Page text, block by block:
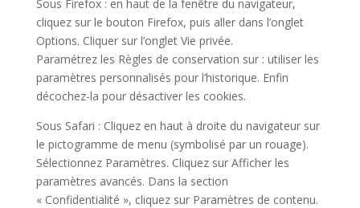
Sous Firefox : en haut de la fenêtre du navigateur,
cliquez sur le bouton Firefox, puis aller dans l’onglet
Options. Cliquer sur l’onglet Vie privée.
Paramétrez les Règles de conservation sur : utiliser les
paramètres personnalisés pour l’historique. Enfin
décochez-la pour désactiver les cookies.
Sous Safari : Cliquez en haut à droite du navigateur sur
le pictogramme de menu (symbolisé par un rouage).
Sélectionnez Paramètres. Cliquez sur Afficher les
paramètres avancés. Dans la section
« Confidentialité », cliquez sur Paramètres de contenu.